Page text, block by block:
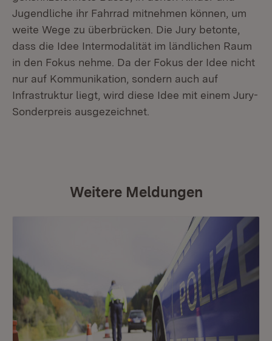
Jugendliche ihr Fahrrad mitnehmen können, um
weite Wege zu überbrücken. Die Jury betonte,
dass die Idee Intermodalität im ländlichen Raum
in den Fokus nehme. Da der Fokus der Idee nicht
nur auf Kommunikation, sondern auch auf
Infrastruktur liegt, wird diese Idee mit einem Jury-
Sonderpreis ausgezeichnet.
Weitere Meldungen